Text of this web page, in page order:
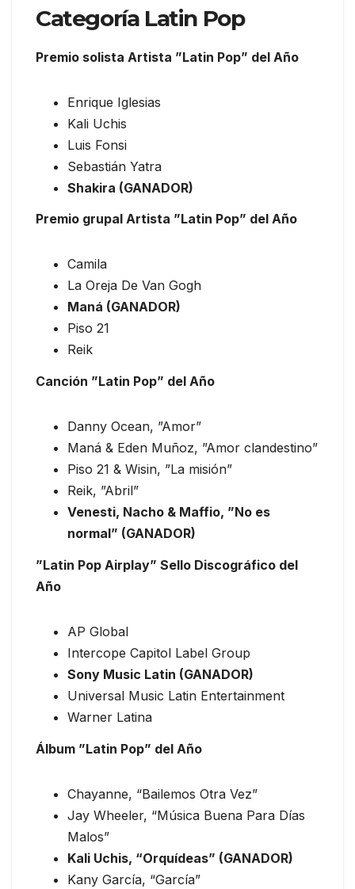
Categoría Latin Pop
Premio solista Artista ”Latin Pop” del Año
Enrique Iglesias
Kali Uchis
Luis Fonsi
Sebastián Yatra
Shakira (GANADOR)
Premio grupal Artista ”Latin Pop” del Año
Camila
La Oreja De Van Gogh
Maná (GANADOR)
Piso 21
Reik
Canción ”Latin Pop” del Año
Danny Ocean, ”Amor”
Maná & Eden Muñoz, ”Amor clandestino”
Piso 21 & Wisin, ”La misión”
Reik, ”Abril”
Venesti, Nacho & Maffio, ”No es
normal” (GANADOR)
”Latin Pop Airplay” Sello Discográfico del
Año
AP Global
Intercope Capitol Label Group
Sony Music Latin (GANADOR)
Universal Music Latin Entertainment
Warner Latina
Álbum ”Latin Pop” del Año
Chayanne, “Bailemos Otra Vez”
Jay Wheeler, “Música Buena Para Días
Malos”
Kali Uchis, “Orquídeas” (GANADOR)
Kany García, “García”